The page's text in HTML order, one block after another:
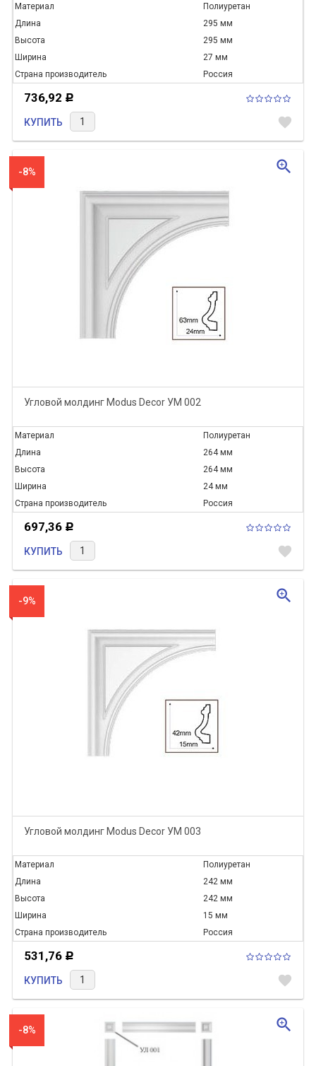
Материал
Полиуретан
Длина
295 мм
Высота
295 мм
Ширина
27 мм
Страна производитель
Россия
736,92 Р
КУПИТЬ favorite
-8%
Угловой молдинг Modus Decor УМ 002
Материал
Полиуретан
Длина
264 мм
Высота
264 мм
Ширина
24 мм
Страна производитель
Россия
697,36 Р
КУПИТЬ favorite
zoom_in
-9%
Угловой молдинг Modus Decor УМ 003
Материал
Полиуретан
Длина
242 мм
Высота
242 мм
Ширина
15 мм
Страна производитель
Россия
531,76 Р
КУПИТЬ favorite
zoom_in
-8% zoom_in